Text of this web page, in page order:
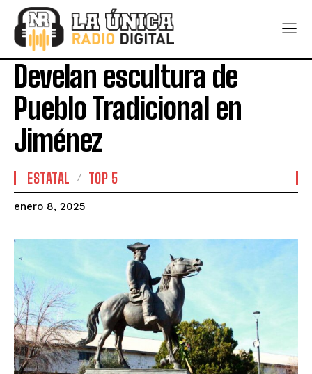
Develan escultura de
Pueblo Tradicional en
Jiménez
ESTATAL TOP 5
enero 8, 2025